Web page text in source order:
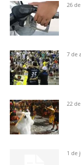
26
7 de
22
1 de